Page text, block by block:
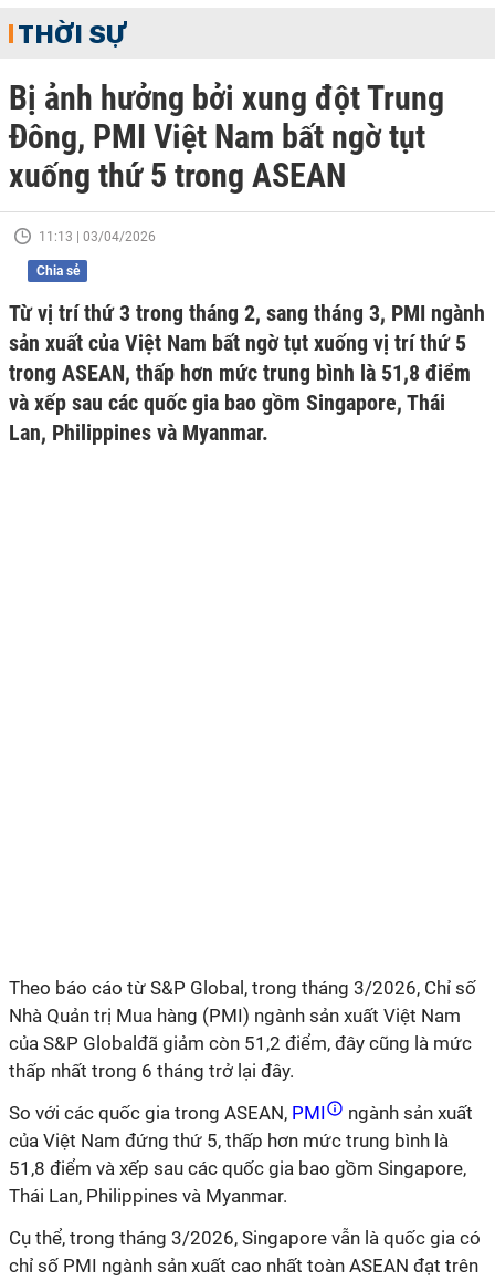
THỜI SỰ
Bị ảnh hưởng bởi xung đột Trung
Đông, PMI Việt Nam bất ngờ tụt
xuống thứ 5 trong ASEAN
11:13 | 03/04/2026
Chia sẻ
Từ vị trí thứ 3 trong tháng 2, sang tháng 3, PMI ngành
sản xuất của Việt Nam bất ngờ tụt xuống vị trí thứ 5
trong ASEAN, thấp hơn mức trung bình là 51,8 điểm
và xếp sau các quốc gia bao gồm Singapore, Thái
Lan, Philippines và Myanmar.
Theo báo cáo từ S&P Global, trong tháng 3/2026, Chỉ số
Nhà Quản trị Mua hàng (PMI) ngành sản xuất Việt Nam
của S&P Globalđã giảm còn 51,2 điểm, đây cũng là mức
thấp nhất trong 6 tháng trở lại đây.
So với các quốc gia trong ASEAN, PMI
ngành sản xuất
của Việt Nam đứng thứ 5, thấp hơn mức trung bình là
51,8 điểm và xếp sau các quốc gia bao gồm Singapore,
Thái Lan, Philippines và Myanmar.
Cụ thể, trong tháng 3/2026, Singapore vẫn là quốc gia có
chỉ số PMI ngành sản xuất cao nhất toàn ASEAN đạt trên